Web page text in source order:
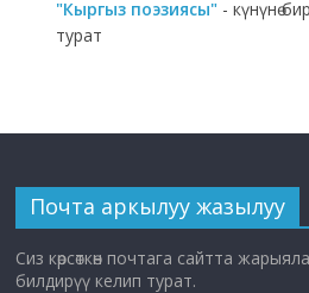
"Кыргыз поэзиясы" - күнүнө
турат
Почта аркылуу жазылуу
Сиз көрсөткөн почтага сайтта
билдирүү келип турат.